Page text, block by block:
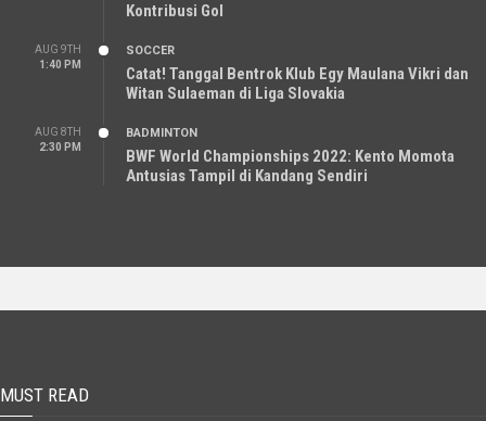
Kontribusi Gol
AUG 9TH
1:40 PM
SOCCER
Catat! Tanggal Bentrok Klub Egy Maulana Vikri dan
Witan Sulaeman di Liga Slovakia
AUG 8TH
2:30 PM
BADMINTON
BWF World Championships 2022: Kento Momota
Antusias Tampil di Kandang Sendiri
MUST READ